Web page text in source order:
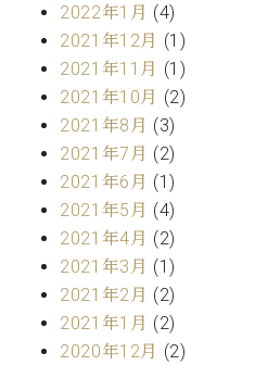
2022年1月 (4)
2021年12月 (1)
2021年11月 (1)
2021年10月 (2)
2021年8月 (3)
2021年7月 (2)
2021年6月 (1)
2021年5月 (4)
2021年4月 (2)
2021年3月 (1)
2021年2月 (2)
2021年1月 (2)
2020年12月 (2)